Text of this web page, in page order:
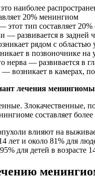
наиболее
20% менингиом
тип составляет 20%
развивается в задней
рядом с областью
в позвоночнике на
нерва — развивается в
возникает в камерах,
лечения
Злокачественные,
составляет
влияют на
лет и около 81% для
для детей в